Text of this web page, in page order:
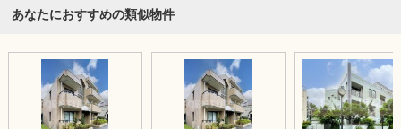
あなたにおすすめの類似物件